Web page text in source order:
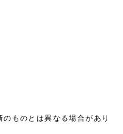
ものとは異なる場合があり